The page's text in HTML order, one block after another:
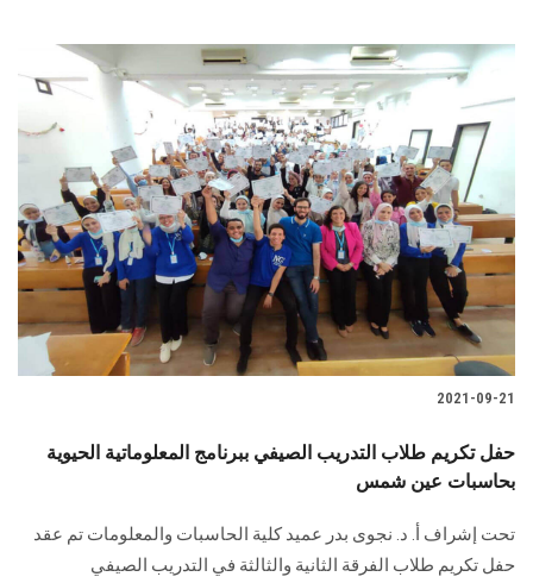
2021-09-21
حفل تكريم طلاب التدريب الصيفي ببرنامج المعلوماتية الحيوية
بحاسبات عين شمس
تحت إشراف أ. د. نجوى بدر عميد كلية الحاسبات والمعلومات تم عقد
حفل تكريم طلاب الفرقة الثانية والثالثة في التدريب الصيفي